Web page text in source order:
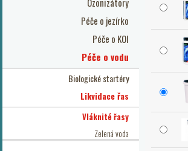
Péče o jezírko
Péče o KOI
Péče o vodu
Biologické startéry
Likvidace řas
Vláknité řasy
Zelená voda